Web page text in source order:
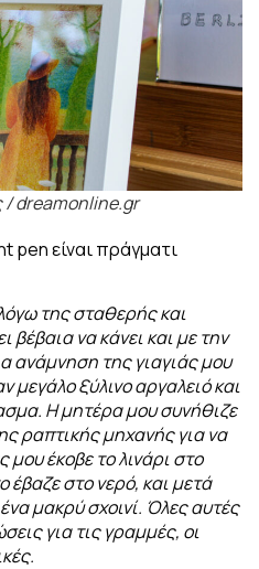
dreamonline.gr
pen είναι πράγματι
της σταθερής και
βέβαια να κάνει και με την
ανάμνηση της γιαγιάς μου
μεγάλο ξύλινο αργαλειό και
Η μητέρα μου συνήθιζε
ραπτικής μηχανής για να
έκοβε το λινάρι στο
στο νερό, και μετά
μακρύ σχοινί. Όλες αυτές
για τις γραμμές, οι